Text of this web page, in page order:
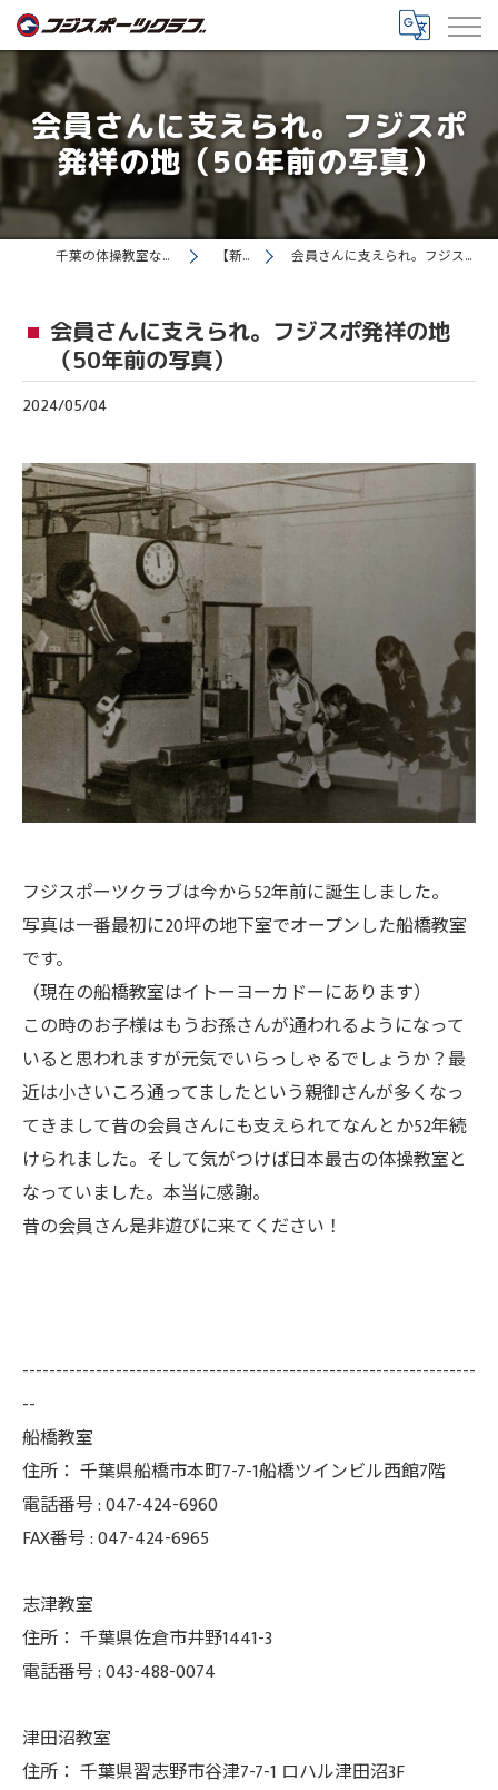
会員さんに支えられ。フジスポ
発祥の地（50年前の写真）
千葉の体操教室ならフジスポーツクラブ 【新着情報】 会員さんに支えられ。フジスポ発祥の地（50年前の写真）
会員さんに支えられ。フジスポ発祥の地
（50年前の写真）
2024/05/04
フジスポーツクラブは今から52年前に誕生しました。
写真は一番最初に20坪の地下室でオープンした船橋教室
です。
（現在の船橋教室はイトーヨーカドーにあります）
この時のお子様はもうお孫さんが通われるようになって
いると思われますが元気でいらっしゃるでしょうか？最
近は小さいころ通ってましたという親御さんが多くなっ
てきまして昔の会員さんにも支えられてなんとか52年続
けられました。そして気がつけば日本最古の体操教室と
なっていました。本当に感謝。
昔の会員さん是非遊びに来てください！
--------------------------------------------------------------------
--
船橋教室
住所： 千葉県船橋市本町7-7-1船橋ツインビル西館7階
電話番号 :047-424-6960
FAX番号 :047-424-6965
志津教室
住所： 千葉県佐倉市井野1441-3
電話番号 :043-488-0074
津田沼教室
住所： 千葉県習志野市谷津7-7-1 ロハル津田沼3F